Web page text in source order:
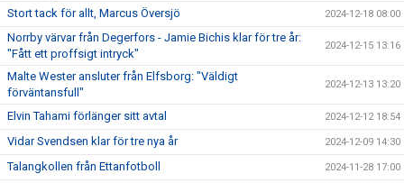
Stort tack för allt, Marcus Översjö 2024-12-18 08:00
Norrby värvar från Degerfors - Jamie Bichis klar för tre år:
"Fått ett proffsigt intryck"
2024-12-15 13:16
Malte Wester ansluter från Elfsborg: "Väldigt
förväntansfull"
2024-12-13 13:20
Elvin Tahami förlänger sitt avtal 2024-12-12 18:54
Vidar Svendsen klar för tre nya år 2024-12-09 14:30
Talangkollen från Ettanfotboll 2024-11-28 17:00